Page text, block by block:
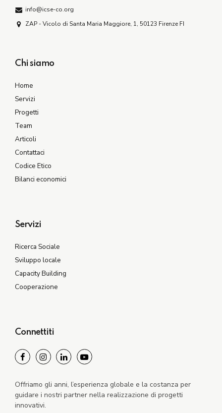
info@icse-co.org
ZAP - Vicolo di Santa Maria Maggiore, 1, 50123 Firenze FI
Chi siamo
Home
Servizi
Progetti
Team
Articoli
Contattaci
Codice Etico
Bilanci economici
Servizi
Ricerca Sociale
Sviluppo locale
Capacity Building
Cooperazione
Connettiti
Offriamo gli anni, l’esperienza globale e la costanza per
guidare i nostri partner nella realizzazione di progetti
innovativi.